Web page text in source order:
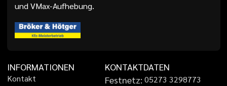
und VMax-Aufhebung.
INFORMATIONEN
Kontakt
KONTAKTDATEN
Festnetz: 05273 3298773